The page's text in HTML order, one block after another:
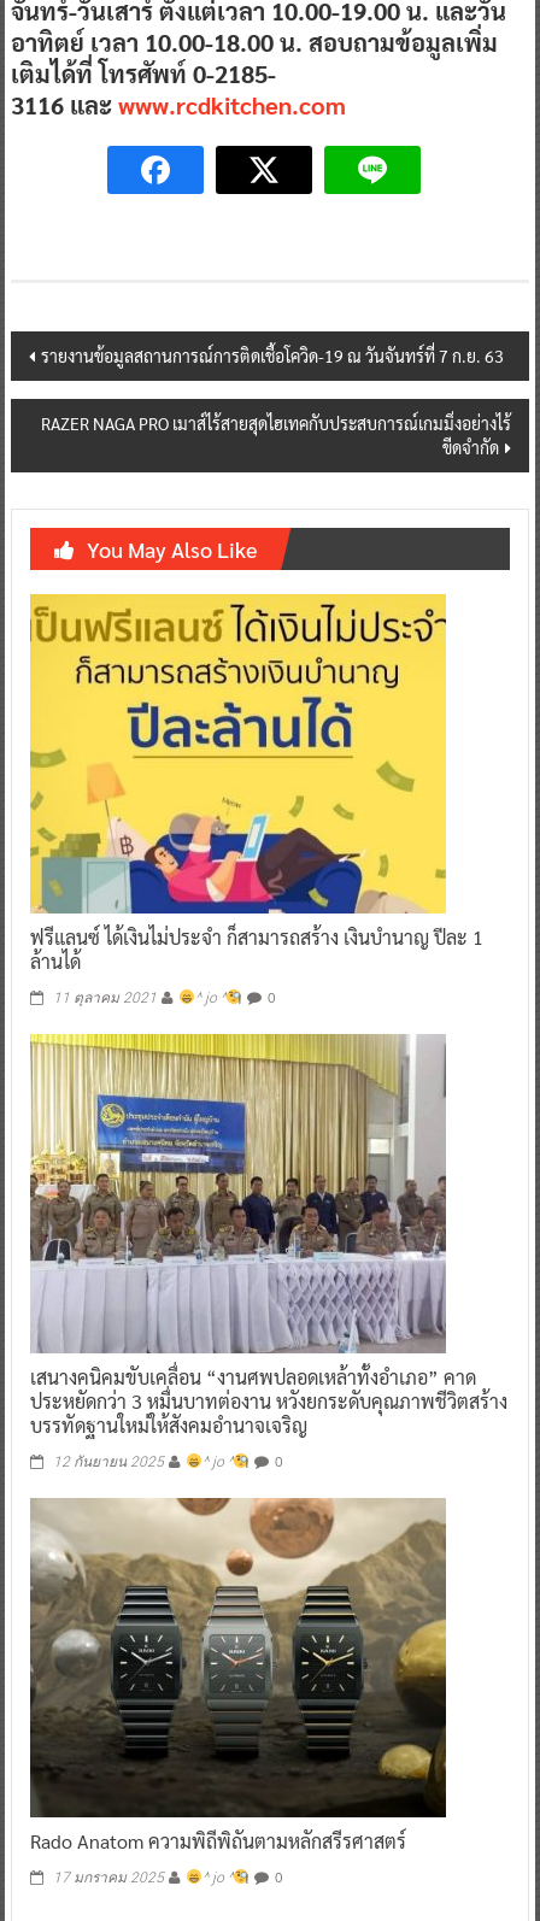
จันทร์-วันเสาร์ ตั้งแต่เวลา 10.00-19.00 น. และวัน
อาทิตย์ เวลา 10.00-18.00 น. สอบถามข้อมูลเพิ่ม
เติมได้ที่ โทรศัพท์ 0-2185-
3116 และwww.rcdkitchen.com
Post
navigation
รายงานข้อมูลสถานการณ์การติดเชื้อโควิด-19 ณ วันจันทร์ที่ 7 ก.ย. 63
RAZER NAGA PRO เมาส์ไร้สายสุดไฮเทคกับประสบการณ์เกมมิ่งอย่างไร้
ขีดจำกัด
You May Also Like
ฟรีแลนซ์ ได้เงินไม่ประจำ ก็สามารถสร้าง เงินบำนาญ ปีละ 1
ล้านได้
11 ตุลาคม 2021 ^ jo ^ 0
เสนางคนิคมขับเคลื่อน “งานศพปลอดเหล้าทั้งอำเภอ” คาด
ประหยัดกว่า 3 หมื่นบาทต่องาน หวังยกระดับคุณภาพชีวิตสร้าง
บรรทัดฐานใหม่ให้สังคมอำนาจเจริญ
12 กันยายน 2025 ^ jo ^ 0
Rado Anatom ความพิถีพิถันตามหลักสรีรศาสตร์
17 มกราคม 2025 ^ jo ^ 0